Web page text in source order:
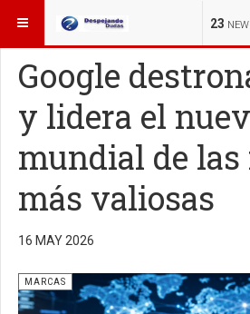
23
ESTÁ AQUÍ: MARCAS
Google
y lidera el
mundial de las
más valiosas
16 MAY 2026
MARCAS